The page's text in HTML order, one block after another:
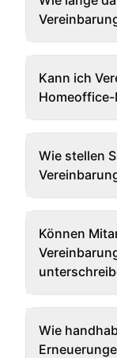
Kann ich
Wie stellen
Können
Wie